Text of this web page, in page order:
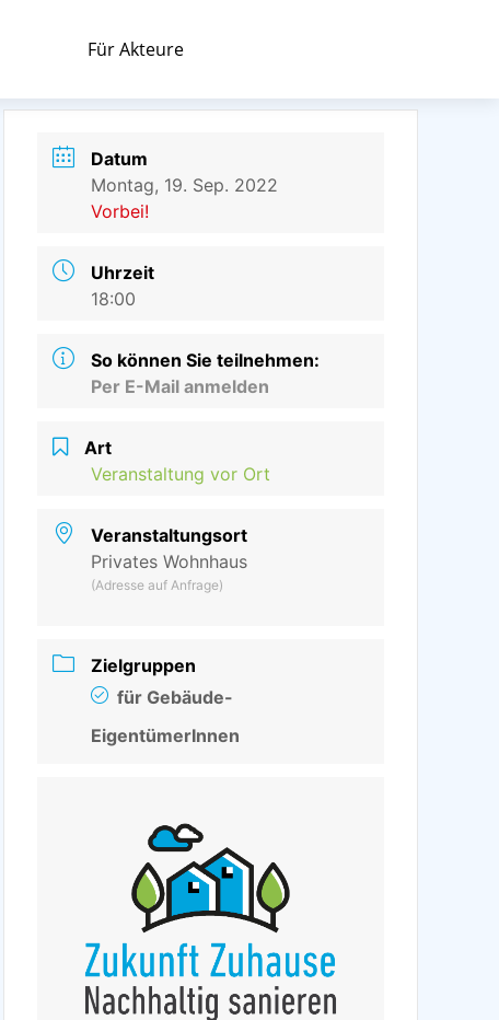
Für Akteure
Datum
Montag, 19. Sep. 2022
Vorbei!
Uhrzeit
18:00
So können Sie teilnehmen:
Per E-Mail anmelden
Art
Veranstaltung vor Ort
Veranstaltungsort
Privates Wohnhaus
(Adresse auf Anfrage)
Zielgruppen
für Gebäude-
EigentümerInnen